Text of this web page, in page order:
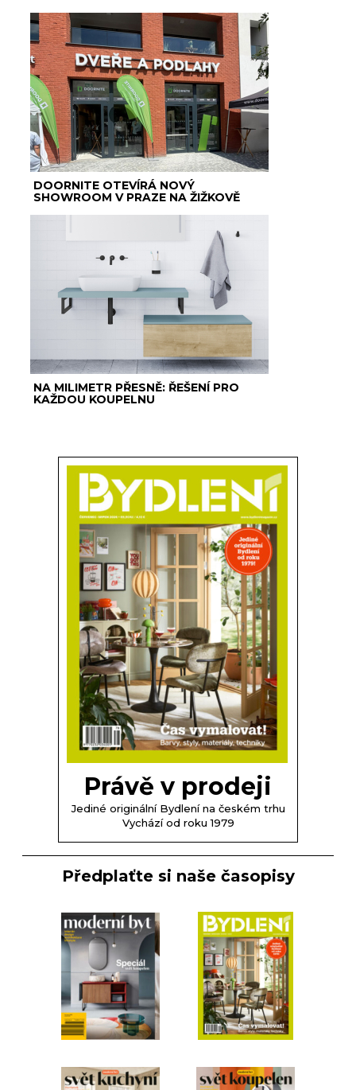
DOORNITE OTEVÍRÁ NOVÝ
SHOWROOM V PRAZE NA ŽIŽKOVĚ
NA MILIMETR PŘESNĚ: ŘEŠENÍ PRO
KAŽDOU KOUPELNU
Právě v prodeji
Jediné originální Bydlení na českém trhu
Vychází od roku 1979
Předplaťte si naše časopisy